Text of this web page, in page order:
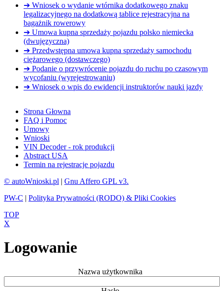
➔ Wniosek o wydanie wtórnika dodatkowego znaku
legalizacyjnego na dodatkową tablice rejestracyjna na
bagażnik rowerowy
➔ Umowa kupna sprzedaży pojazdu polsko niemiecka
(dwujęzyczna)
➔ Przedwstępna umowa kupna sprzedaży samochodu
ciężarowego (dostawczego)
➔ Podanie o przywrócenie pojazdu do ruchu po czasowym
wycofaniu (wyrejestrowaniu)
➔ Wniosek o wpis do ewidencji instruktorów nauki jazdy
Strona Głowna
FAQ i Pomoc
Umowy
Wnioski
VIN Decoder - rok produkcji
Abstract USA
Termin na rejestracje pojazdu
© autoWnioski.pl | Gnu Affero GPL v3.
PW-C | Polityka Prywatności (RODO) & Pliki Cookies
TOP
X
Logowanie
Nazwa użytkownika